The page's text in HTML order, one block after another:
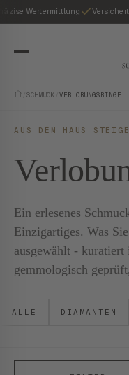
Wertermittlung
SCHMUCK /VERLOBUNGSRINGE
AUS DEM HAUS
Ein erlesenes
Einzigartiges. Was
ausgewählt -
gemmologisch
ALLE DIAMANTEN